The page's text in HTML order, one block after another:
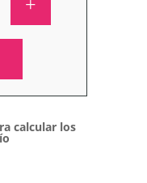
calcular los